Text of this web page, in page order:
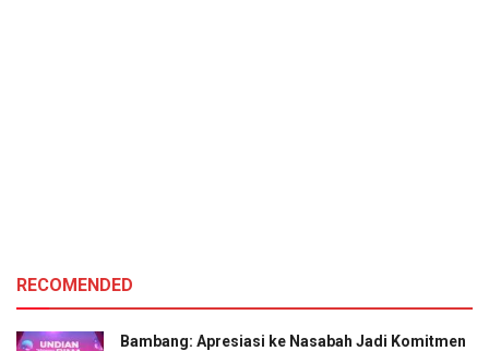
RECOMENDED
Bambang: Apresiasi ke Nasabah Jadi Komitmen